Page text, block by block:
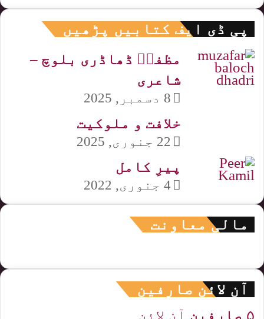
پی ڈی ایف کتابیں پڑھیں
مظفرؔ ڈھاڈری بلوچ –
شاعری
8 دسمبر, 2025
خلافت و ملوکیت
22 جنوری, 2025
پیرِ کامل
4 جنوری, 2022
مالی معاونت
آن لائن صارفین
۵ صارفین آن لائن